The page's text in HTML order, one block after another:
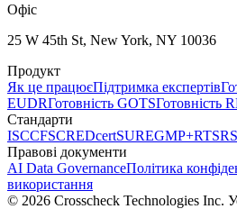
Офіс
25 W 45th St, New York, NY 10036
Продукт
Як це працюєПідтримка експертів
EUDRГотовність GOTSГотовність
Стандарти
ISCCFSCREDcertSUREGMP+RTS
Правові документи
AI Data GovernanceПолітика
використання
© 2026 Crosscheck Technologies Inc.